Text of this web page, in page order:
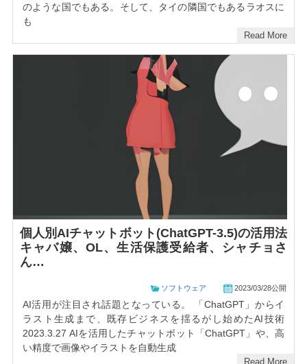
のような国でもある。そして、タイの隣国でもあるラオスに
も
Read More
個人別AIチャットボット(ChatGPT-3.5)の活用法
キャバ嬢、OL、生活保護受給者、シャチョさ
ん…
ソフトウェア 2023/03/28公開
AI活用が注目され話題となっている。 「ChatGPT」からイ
ラスト生成まで、既存ビジネスを揺るがし始めたAI技術
2023.3.27 AIを活用したチャットボット「ChatGPT」や、高
い精度で画像やイラストを自動生成
Read More